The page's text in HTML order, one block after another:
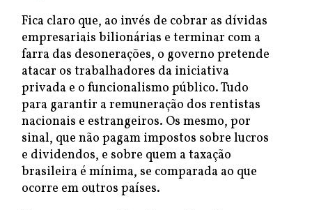
Fica claro que, ao invés de cobrar as dívidas
empresariais bilionárias e terminar com a
farra das desonerações, o governo pretende
atacar os trabalhadores da iniciativa
privada e o funcionalismo público. Tudo
para garantir a remuneração dos rentistas
nacionais e estrangeiros. Os mesmo, por
sinal, que não pagam impostos sobre lucros
e dividendos, e sobre quem a taxação
brasileira é mínima, se comparada ao que
ocorre em outros países.